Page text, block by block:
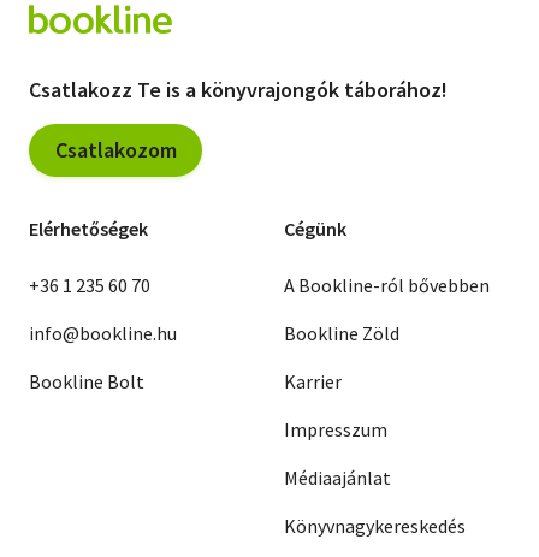
Csatlakozz Te is a könyvrajongók táborához!
Csatlakozom
Elérhetőségek
+36 1 235 60 70
info@bookline.hu
Bookline Bolt
Cégünk
A Bookline-ról bővebben
Bookline Zöld
Karrier
Impresszum
Médiaajánlat
Könyvnagykereskedés